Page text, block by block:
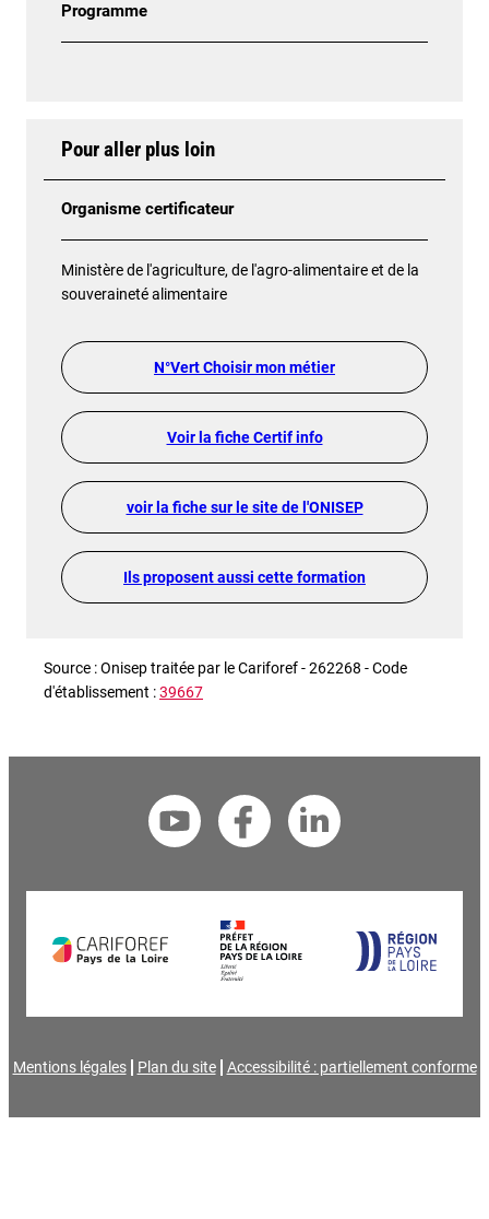
Programme
Pour aller plus loin
Organisme certificateur
Ministère de l'agriculture, de l'agro-alimentaire et de la
souveraineté alimentaire
N°Vert Choisir mon métier
Voir la fiche Certif info
voir la fiche sur le site de l'ONISEP
Ils proposent aussi cette formation
Source : Onisep traitée par le Cariforef - 262268 - Code
d'établissement :39667
Mentions légales Plan du site Accessibilité : partiellement conforme